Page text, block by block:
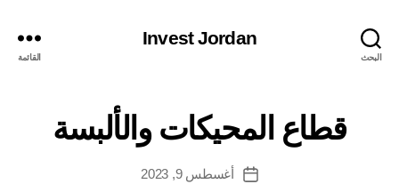
البحث
Invest Jordan
القائمة
قطاع المحيكات والألبسة
تاريخأغسطس 9, 2023